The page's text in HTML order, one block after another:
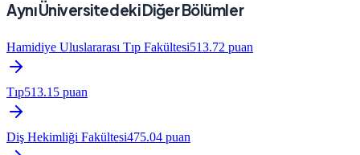
Aynı Üniversitedeki Diğer Bölümler
Hamidiye Uluslararası Tıp Fakültesi513.72 puan
Tıp513.15 puan
Diş Hekimliği Fakültesi475.04 puan